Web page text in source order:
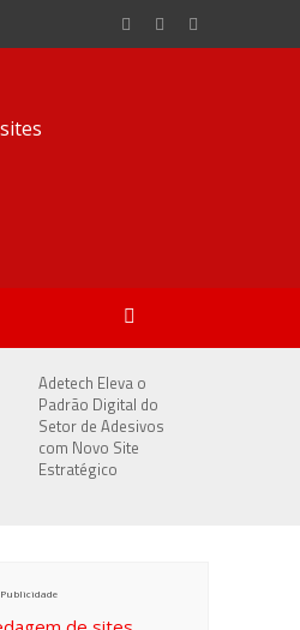
Adetech Eleva o
Padrão Digital do
Setor de Adesivos
com Novo Site
Estratégico
Publicidade